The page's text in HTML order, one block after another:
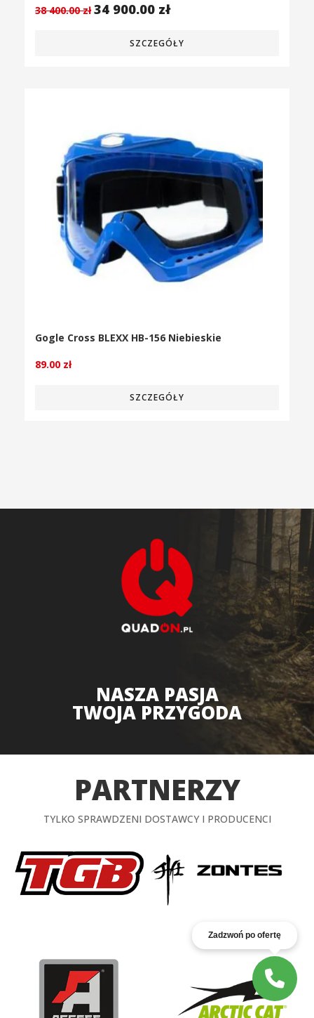
38 400.00zł 34 900.00 zł
SZCZEGÓŁY
Gogle Cross BLEXX HB-156 Niebieskie
89.00 zł
SZCZEGÓŁY
NASZA PASJA
TWOJA PRZYGODA
PARTNERZY
TYLKO SPRAWDZENI DOSTAWCY I PRODUCENCI
Zadzwoń po ofertę